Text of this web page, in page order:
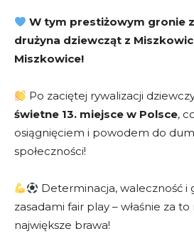
W tym prestiżowym gronie
drużyna dziewcząt z Miszkowic
Miszkowice!
Po zaciętej rywalizacji
świetne 13. miejsce w Polsce,
osiągnięciem i powodem do
społeczności!
Determinacja, waleczność i
zasadami fair play – właśnie za
największe brawa!